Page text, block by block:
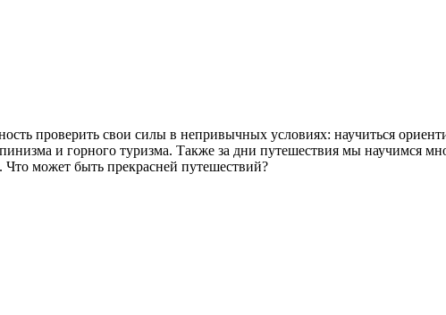
проверить свои силы в непривычных условиях: научиться
и горного туризма. Также за дни путешествия мы научимся
может быть прекрасней путешествий?